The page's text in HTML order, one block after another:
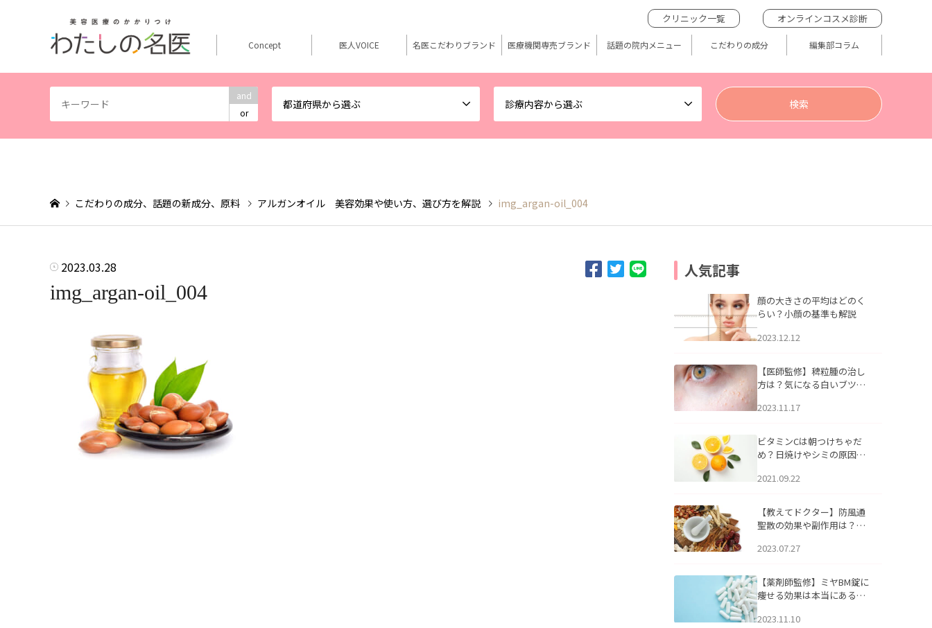
and
or
都道府県から選ぶ 診療内容から選ぶ
クリニック一覧 オンラインコスメ診断
Concept 医人VOICE 名医こだわりブランド 医療機関専売ブランド 話題の院内メニュー こだわりの成分 編集部コラム
こだわりの成分、話題の新成分、原料 アルガンオイル 美容効果や使い方、選び方を解説 img_argan-oil_004
2023.03.28
img_argan-oil_004
人気記事
顔の大きさの平均はどのく
らい？小顔の基準も解説
2023.12.12
【医師監修】稗粒腫の治し
方は？気になる白いブツブ
アについて
2023.11.17
ビタミンCは朝つけちゃだ
め？日焼けやシミの原因に
2021.09.22
【教えてドクター】防風通
聖散の効果や副作用は？長
2023.07.27
【薬剤師監修】ミヤBM錠に
痩せる効果は本当にある
2023.11.10